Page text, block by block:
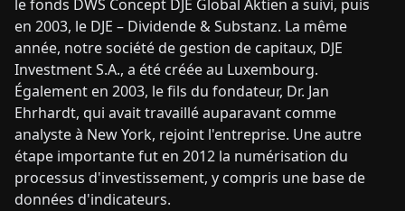
le fonds DWS Concept DJE Global Aktien a suivi, puis
en 2003, le DJE – Dividende & Substanz. La même
année, notre société de gestion de capitaux, DJE
Investment S.A., a été créée au Luxembourg.
Également en 2003, le fils du fondateur, Dr. Jan
Ehrhardt, qui avait travaillé auparavant comme
analyste à New York, rejoint l'entreprise. Une autre
étape importante fut en 2012 la numérisation du
processus d'investissement, y compris une base de
données d'indicateurs.